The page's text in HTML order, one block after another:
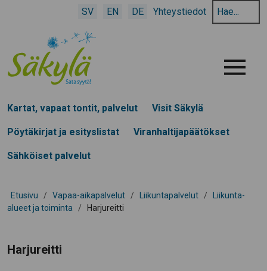
SV EN DE Yhteystiedot
Hae
hakusanalla:
Menu
Kartat, vapaat tontit, palvelut Visit Säkylä
Pöytäkirjat ja esityslistat Viranhaltijapäätökset
Sähköiset palvelut
Etusivu / Vapaa-aikapalvelut / Liikuntapalvelut /
Liikunta-
alueet ja toiminta
/ Harjureitti
Harjureitti